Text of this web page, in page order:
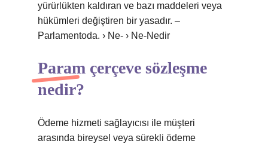
yürürlükten kaldıran ve bazı maddeleri veya
hükümleri değiştiren bir yasadır. –
Parlamentoda. › Ne- › Ne-Nedir
Param çerçeve sözleşme
nedir?
Ödeme hizmeti sağlayıcısı ile müşteri
arasında bireysel veya sürekli ödeme